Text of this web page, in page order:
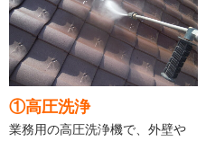
①高圧洗浄
業務用の高圧洗浄機で、外壁や